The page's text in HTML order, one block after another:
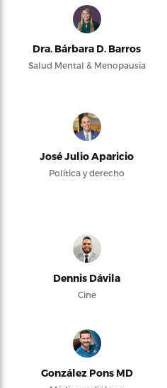
Dra. Bárbara D. Barros
Salud Mental & Menopausia
José Julio Aparicio
Política y derecho
Dennis Dávila
Cine
González Pons MD